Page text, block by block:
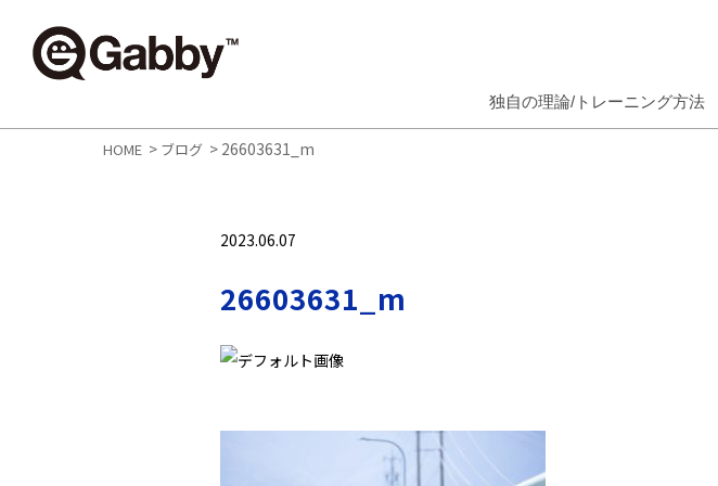
独自の理論/トレーニング方法
HOME > ブログ > 26603631_m
2023.06.07
26603631_m